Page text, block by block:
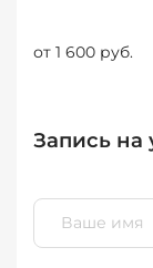
от 1 600 руб.
Запись на